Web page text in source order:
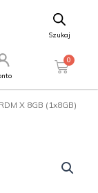
Szukaj
0
X 8GB (1x8GB)